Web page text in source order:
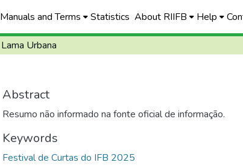
Manuals and Terms Statistics About RIIFB Help
Lama Urbana
Abstract
Resumo não informado na fonte oficial de informação.
Keywords
Festival de Curtas do IFB 2025